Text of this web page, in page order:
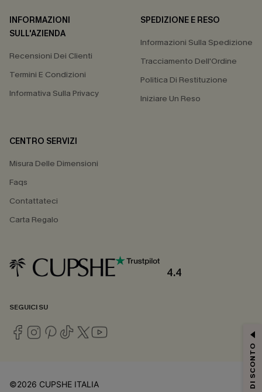
INFORMAZIONI
SULL'AZIENDA
Recensioni Dei Clienti
Termini E Condizioni
Informativa Sulla Privacy
SPEDIZIONE E RESO
Informazioni Sulla Spedizione
Tracciamento Dell'Ordine
Politica Di Restituzione
Iniziare Un Reso
CENTRO SERVIZI
Misura Delle Dimensioni
Faqs
Contattateci
Carta Regalo
4.4
SEGUICI SU
©2026 CUPSHE ITALIA 15% DI SCONTO